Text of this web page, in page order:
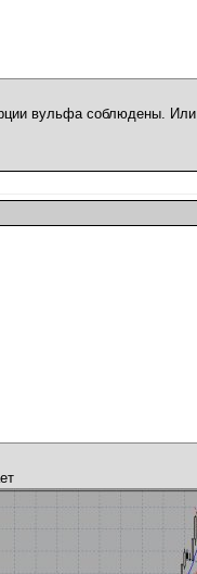
вульфа соблюдены.